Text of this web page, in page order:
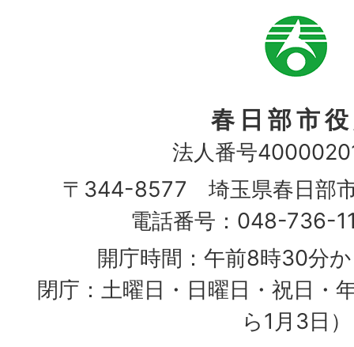
市
章
春日部市
法人番号
〒344-8577 埼玉県春日部
電話番号：048-736-
開庁時間：午前8時30分
閉庁：土曜日・日曜日・祝日・
ら1月3日）